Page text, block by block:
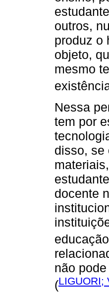
outros,
produz o
objeto,
mesmo
Nessa
tem por
disso, se
docente
não
(LIGUORI;